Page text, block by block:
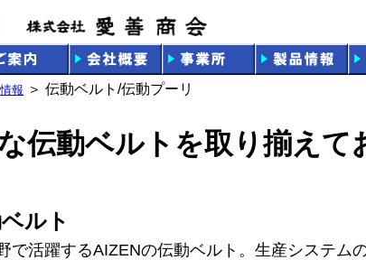
報 ＞ 伝動ベルト/伝動プーリ
伝動ベルトを取り揃えて
ルト
で活躍するAIZENの伝動ベルト。生産システム